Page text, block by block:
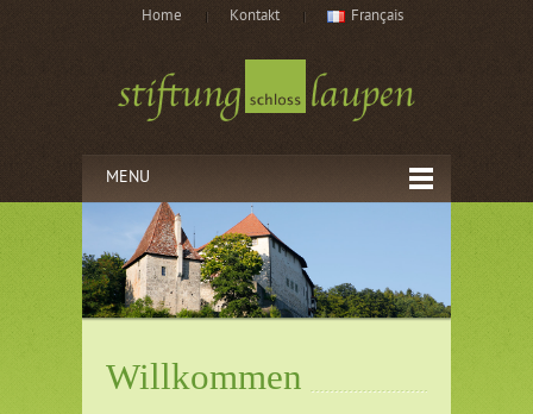
Home Kontakt Français
MENU
Willkommen